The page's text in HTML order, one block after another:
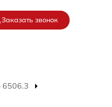
Заказать звонок
6506.3